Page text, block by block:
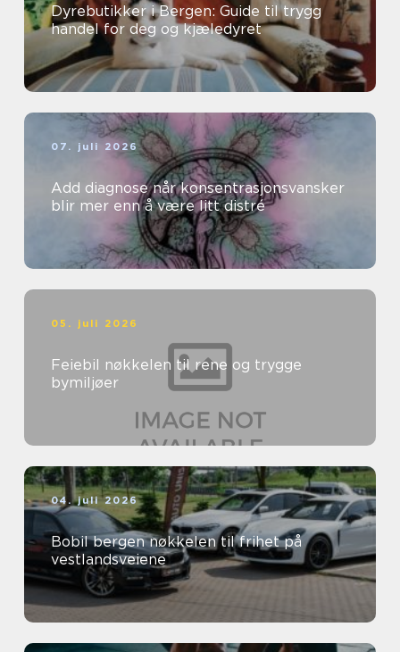
Dyrebutikker i Bergen: Guide til trygg
handel for deg og kjæledyret
07. juli 2026
Add diagnose når konsentrasjonsvansker
blir mer enn å være litt distré
05. juli 2026
Feiebil nøkkelen til rene og trygge
bymiljøer
04. juli 2026
Bobil bergen nøkkelen til frihet på
vestlandsveiene